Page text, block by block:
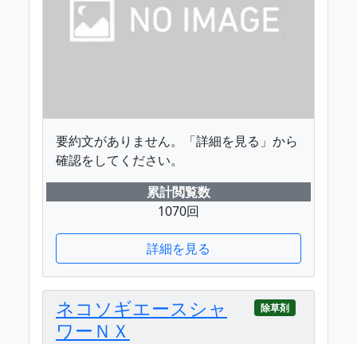
要約文がありません。「詳細を見る」から
確認をしてください。
累計閲覧数
1070回
詳細を見る
ネコソギエースシャ
ワーＮＸ
除草剤